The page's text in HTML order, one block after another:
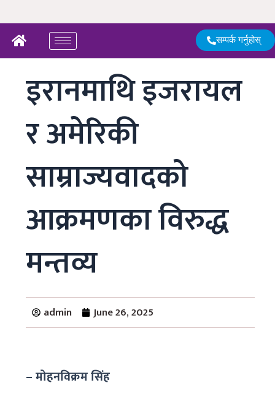
to
content
सम्पर्क गर्नुहोस्
इरानमाथि इजरायल
र अमेरिकी
साम्राज्यवादको
आक्रमणका विरुद्ध
मन्तव्य
admin June 26, 2025
– मोहनविक्रम सिंह